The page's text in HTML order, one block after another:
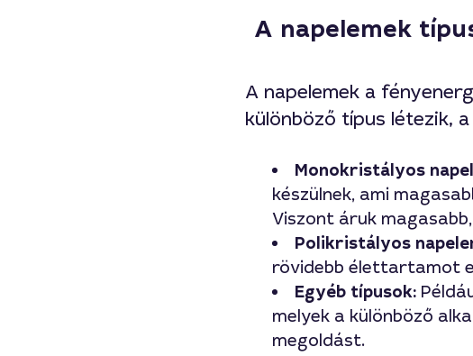
A napelemek
A napelemek a
különböző típus létezik,
Monokristályos
készülnek, ami
Viszont áruk
Polikristályos
rövidebb élettartamot
Egyéb típusok:
melyek a különböző
megoldást.